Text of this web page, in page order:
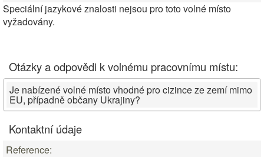
Speciální jazykové znalosti nejsou pro toto volné místo
vyžadovány.
Otázky a odpovědi k volnému pracovnímu místu:
Je nabízené volné místo vhodné pro cizince ze zemí mimo
EU, případně občany Ukrajiny?
Kontaktní údaje
Reference: